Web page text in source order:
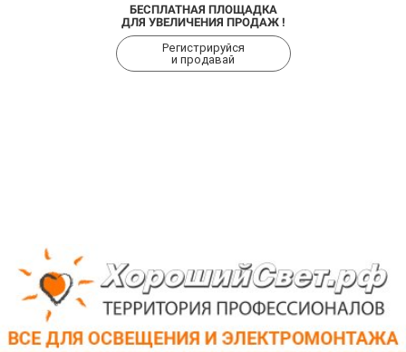
БЕСПЛАТНАЯ ПЛОЩАДКА
ДЛЯ УВЕЛИЧЕНИЯ ПРОДАЖ !
Регистрируйся
и продавай